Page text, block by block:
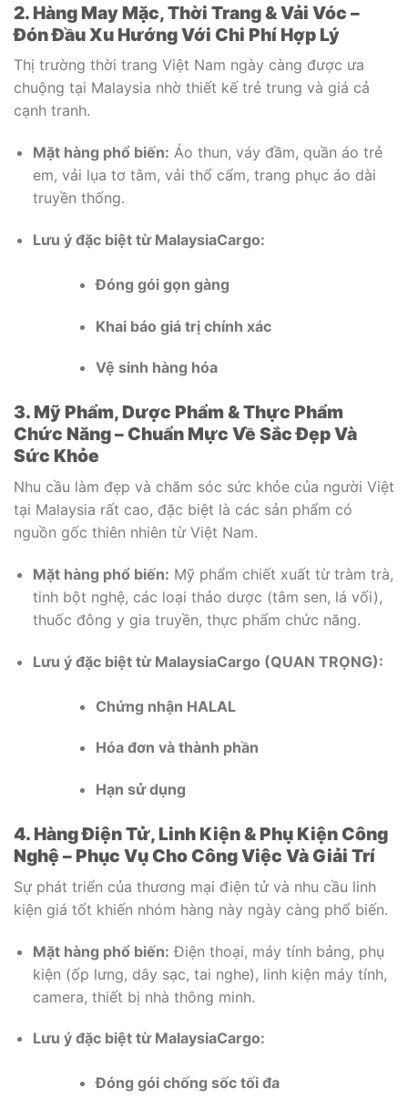
2. Hàng May Mặc, Thời Trang & Vải Vóc –
Đón Đầu Xu Hướng Với Chi Phí Hợp Lý
Thị trường thời trang Việt Nam ngày càng được ưa
chuộng tại Malaysia nhờ thiết kế trẻ trung và giá cả
cạnh tranh.
Mặt hàng phổ biến: Áo thun, váy đầm, quần áo trẻ
em, vải lụa tơ tằm, vải thổ cẩm, trang phục áo dài
truyền thống.
Lưu ý đặc biệt từ MalaysiaCargo:
Đóng gói gọn gàng
Khai báo giá trị chính xác
Vệ sinh hàng hóa
3. Mỹ Phẩm, Dược Phẩm & Thực Phẩm
Chức Năng – Chuẩn Mực Về Sắc Đẹp Và
Sức Khỏe
Nhu cầu làm đẹp và chăm sóc sức khỏe của người Việt
tại Malaysia rất cao, đặc biệt là các sản phẩm có
nguồn gốc thiên nhiên từ Việt Nam.
Mặt hàng phổ biến: Mỹ phẩm chiết xuất từ tràm trà,
tinh bột nghệ, các loại thảo dược (tâm sen, lá vối),
thuốc đông y gia truyền, thực phẩm chức năng.
Lưu ý đặc biệt từ MalaysiaCargo (QUAN TRỌNG):
Chứng nhận HALAL
Hóa đơn và thành phần
Hạn sử dụng
4. Hàng Điện Tử, Linh Kiện & Phụ Kiện Công
Nghệ – Phục Vụ Cho Công Việc Và Giải Trí
Sự phát triển của thương mại điện tử và nhu cầu linh
kiện giá tốt khiến nhóm hàng này ngày càng phổ biến.
Mặt hàng phổ biến: Điện thoại, máy tính bảng, phụ
kiện (ốp lưng, dây sạc, tai nghe), linh kiện máy tính,
camera, thiết bị nhà thông minh.
Lưu ý đặc biệt từ MalaysiaCargo:
Đóng gói chống sốc tối đa